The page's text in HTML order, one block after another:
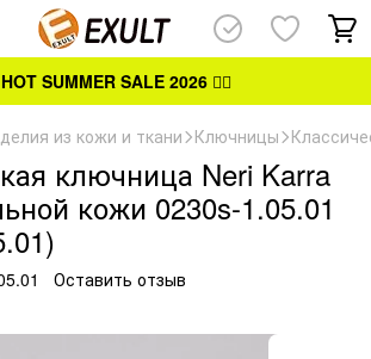
HOT SUMMER SALE 2026👈🏻
из кожи и ткани Ключницы
ключница Neri Karra
кожи 0230s-1.05.01
Оставить отзыв